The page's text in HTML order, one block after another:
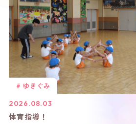
# ゆきぐみ
2026.08.03
体育指導！